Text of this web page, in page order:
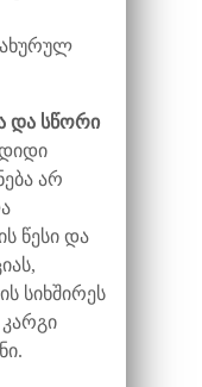
და სწორი
არ
წესი და
სიხშირეს